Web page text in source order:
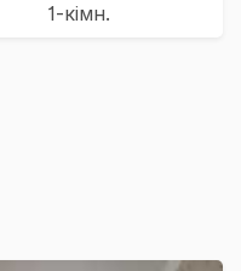
1-кімн.